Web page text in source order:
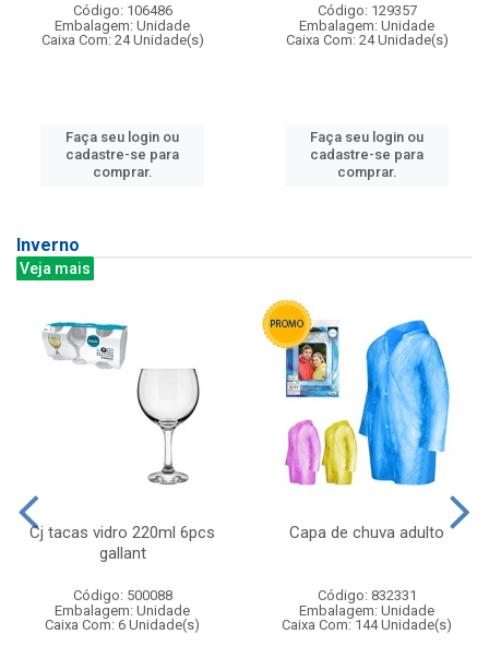
Código: 106486
Embalagem: Unidade
Caixa Com: 24 Unidade(s)
Faça seu login ou
cadastre-se para
comprar.
Código: 129357
Embalagem: Unidade
Caixa Com: 24 Unidade(s)
Faça seu login ou
cadastre-se para
comprar.
Inverno
Veja mais
Cj tacas vidro 220ml 6pcs
gallant
Código: 500088
Embalagem: Unidade
Caixa Com: 6 Unidade(s)
Capa de chuva adulto
Código: 832331
Embalagem: Unidade
Caixa Com: 144 Unidade(s)